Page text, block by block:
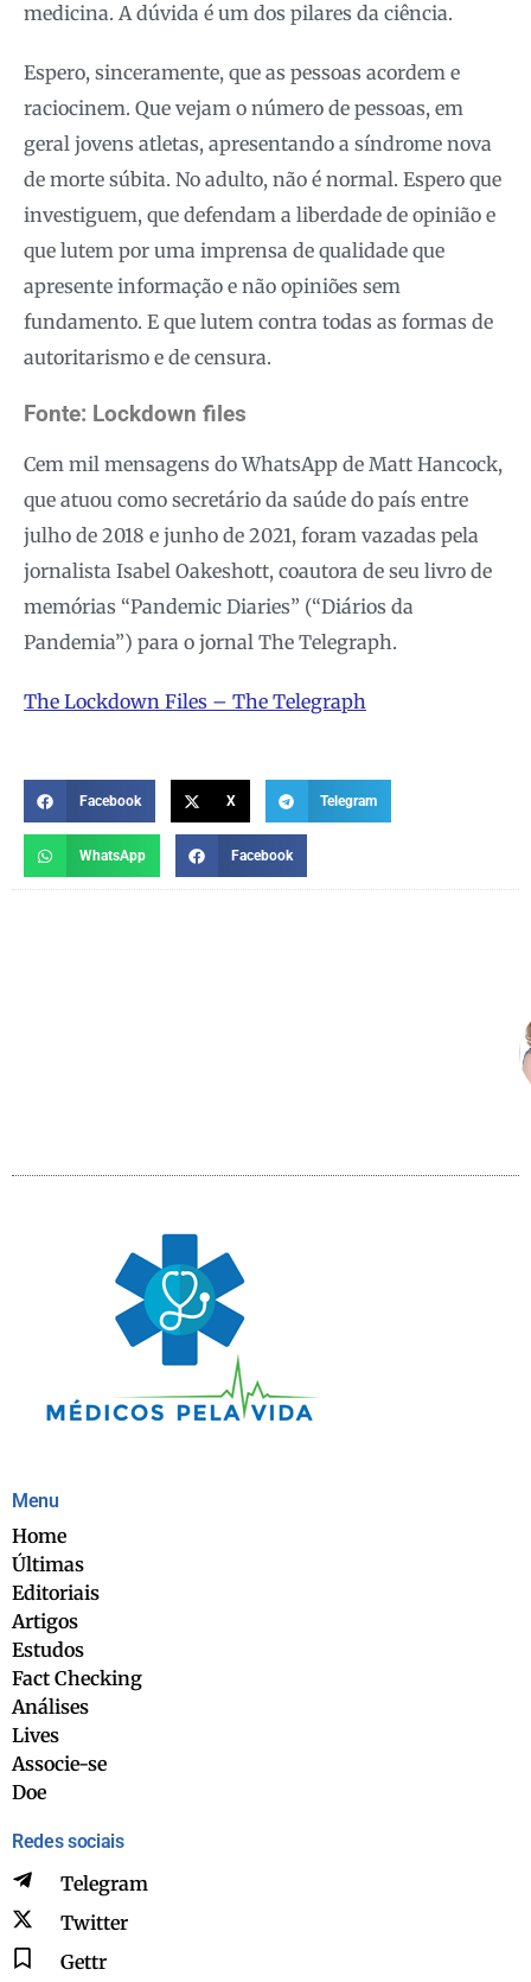
medicina. A dúvida é um dos pilares da ciência.
Espero, sinceramente, que as pessoas acordem e
raciocinem. Que vejam o número de pessoas, em
geral jovens atletas, apresentando a síndrome nova
de morte súbita. No adulto, não é normal. Espero que
investiguem, que defendam a liberdade de opinião e
que lutem por uma imprensa de qualidade que
apresente informação e não opiniões sem
fundamento. E que lutem contra todas as formas de
autoritarismo e de censura.
Fonte: Lockdown files
Cem mil mensagens do WhatsApp de Matt Hancock,
que atuou como secretário da saúde do país entre
julho de 2018 e junho de 2021, foram vazadas pela
jornalista Isabel Oakeshott, coautora de seu livro de
memórias “Pandemic Diaries” (“Diários da
Pandemia”) para o jornal The Telegraph.
The Lockdown Files – The Telegraph
Facebook X Telegram
WhatsApp Facebook
Menu
Home
Últimas
Editoriais
Artigos
Estudos
Fact Checking
Análises
Lives
Associe-se
Doe
Redes sociais
Telegram
Twitter
Gettr